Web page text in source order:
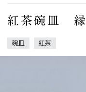
紅茶碗皿
碗皿 紅茶